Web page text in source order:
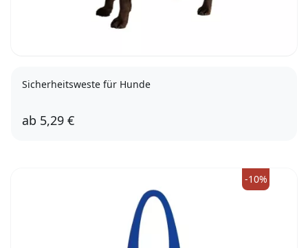
Sicherheitsweste für Hunde
ab 5,29 €
-10%